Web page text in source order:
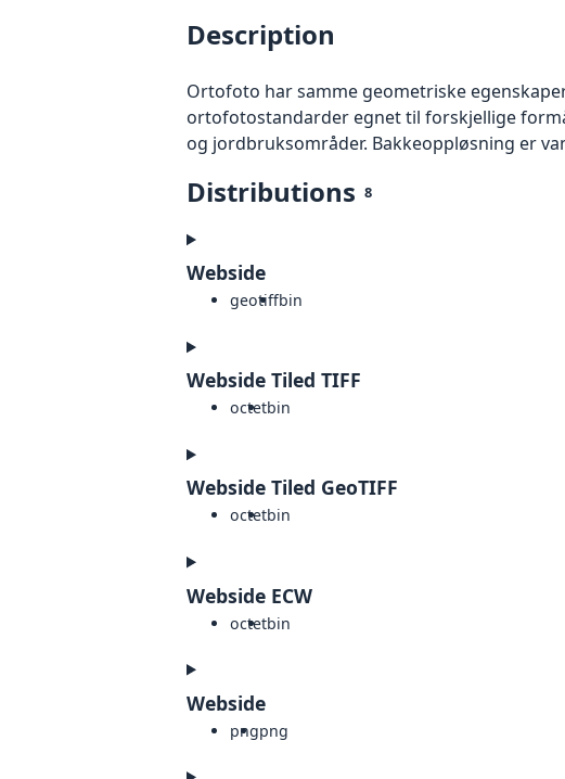
Description
Ortofoto har samme geometriske
ortofotostandarder egnet til forskjellige
og jordbruksområder. Bakkeoppløsning er
Distributions 8
Webside
geotiffbin
Webside Tiled TIFF
octetbin
Webside Tiled GeoTIFF
octetbin
Webside ECW
octetbin
Webside
pngpng